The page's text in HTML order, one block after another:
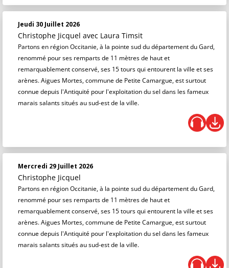
Jeudi 30 Juillet 2026
Christophe Jicquel avec Laura Timsit
Partons en région Occitanie, à la pointe sud du département du Gard,
renommé pour ses remparts de 11 mètres de haut et
remarquablement conservé, ses 15 tours qui entourent la ville et ses
arènes. Aigues Mortes, commune de Petite Camargue, est surtout
connue depuis l'Antiquité pour l'exploitation du sel dans les fameux
marais salants situés au sud-est de la ville.
Mercredi 29 Juillet 2026
Christophe Jicquel
Partons en région Occitanie, à la pointe sud du département du Gard,
renommé pour ses remparts de 11 mètres de haut et
remarquablement conservé, ses 15 tours qui entourent la ville et ses
arènes. Aigues Mortes, commune de Petite Camargue, est surtout
connue depuis l'Antiquité pour l'exploitation du sel dans les fameux
marais salants situés au sud-est de la ville.